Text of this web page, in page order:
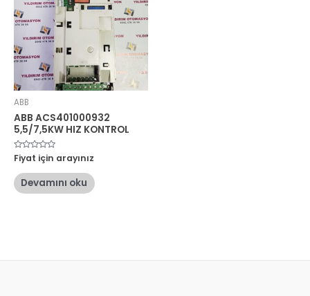
ABB
ABB ACS401000932
5,5/7,5KW HIZ KONTROL
5
üzerinden
oy
aldı
Fiyat için arayınız
Devamını oku